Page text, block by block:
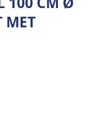
MET